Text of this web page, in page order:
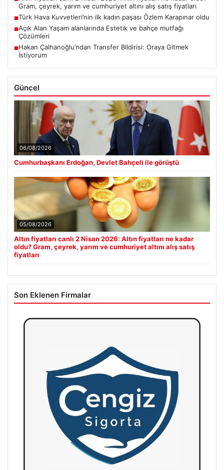
Gram, çeyrek, yarım ve cumhuriyet altını alış satış fiyatları
■Türk Hava Kuvvetleri’nin ilk kadın paşası Özlem Karapınar oldu
■Açık Alan Yaşam alanlarında Estetik ve bahçe mutfağı
Çözümleri
■Hakan Çalhanoğlu’ndan Transfer Bildirisi: Oraya Gitmek
İstiyorum
Güncel
06/08/2026
Cumhurbaşkanı Erdoğan, Devlet Bahçeli ile görüştü
05/08/2026
Altın fiyatları canlı 2 Nisan 2026: Altın fiyatları ne kadar
oldu? Gram, çeyrek, yarım ve cumhuriyet altını alış satış
fiyatları
Son Eklenen Firmalar